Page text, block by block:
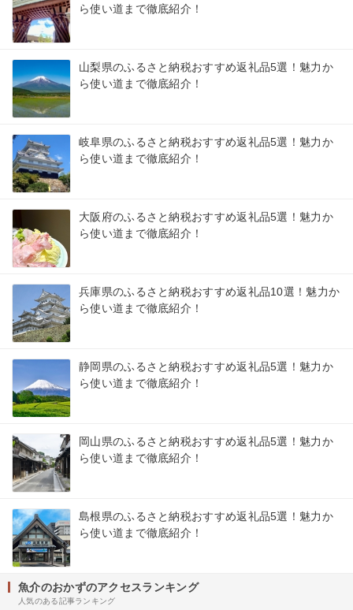
ら使い道まで徹底紹介！
山梨県のふるさと納税おすすめ返礼品5選！魅力か
ら使い道まで徹底紹介！
岐阜県のふるさと納税おすすめ返礼品5選！魅力か
ら使い道まで徹底紹介！
大阪府のふるさと納税おすすめ返礼品5選！魅力か
ら使い道まで徹底紹介！
兵庫県のふるさと納税おすすめ返礼品10選！魅力か
ら使い道まで徹底紹介！
静岡県のふるさと納税おすすめ返礼品5選！魅力か
ら使い道まで徹底紹介！
岡山県のふるさと納税おすすめ返礼品5選！魅力か
ら使い道まで徹底紹介！
島根県のふるさと納税おすすめ返礼品5選！魅力か
ら使い道まで徹底紹介！
魚介のおかずのアクセスランキング
人気のある記事ランキング